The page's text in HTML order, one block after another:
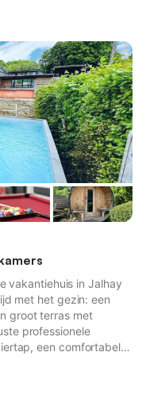
over een ruime
grote omheinde tuin, het
vakantiehuis in Jalhay
met het gezin: een
groot terras met
professionele
een comfortabele
plus een petanquebaan